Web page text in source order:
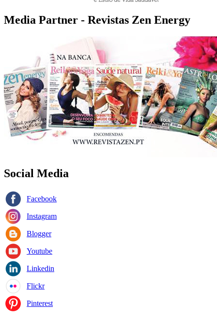
Media Partner - Revistas Zen Energy
Social Media
Facebook
Instagram
Blogger
Youtube
Linkedin
Flickr
Pinterest